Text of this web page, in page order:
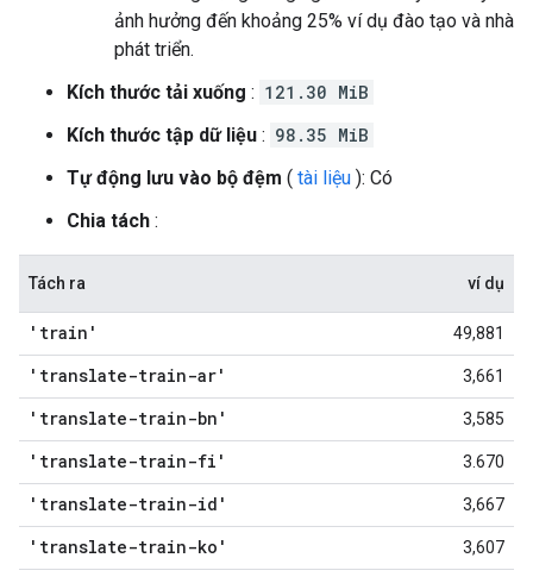
ảnh hưởng đến khoảng 25% ví dụ đào tạo và nhà
phát triển.
Kích thước tải xuống : 121.30 MiB
Kích thước tập dữ liệu : 98.35 MiB
Tự động lưu vào bộ đệm ( tài liệu ): Có
Chia tách :
Tách ra ví dụ
'train' 49,881
'translate-train-ar' 3,661
'translate-train-bn' 3,585
'translate-train-fi' 3.670
'translate-train-id' 3,667
'translate-train-ko' 3,607